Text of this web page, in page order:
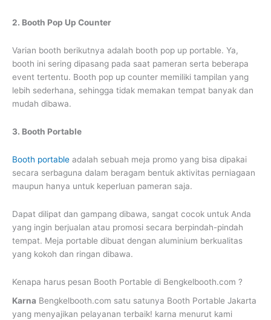
2. Booth Pop Up Counter
Varian booth berikutnya adalah booth pop up portable. Ya,
booth ini sering dipasang pada saat pameran serta beberapa
event tertentu. Booth pop up counter memiliki tampilan yang
lebih sederhana, sehingga tidak memakan tempat banyak dan
mudah dibawa.
3. Booth Portable
Booth portable adalah sebuah meja promo yang bisa dipakai
secara serbaguna dalam beragam bentuk aktivitas perniagaan
maupun hanya untuk keperluan pameran saja.
Dapat dilipat dan gampang dibawa, sangat cocok untuk Anda
yang ingin berjualan atau promosi secara berpindah-pindah
tempat. Meja portable dibuat dengan aluminium berkualitas
yang kokoh dan ringan dibawa.
Kenapa harus pesan Booth Portable di Bengkelbooth.com ?
Karna Bengkelbooth.com satu satunya Booth Portable Jakarta
yang menyajikan pelayanan terbaik! karna menurut kami